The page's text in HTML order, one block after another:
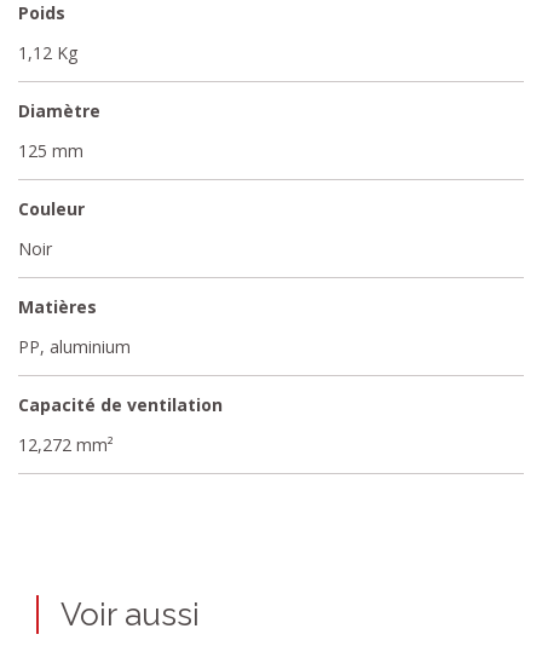
Poids
1,12 Kg
Diamètre
125 mm
Couleur
Noir
Matières
PP, aluminium
Capacité de ventilation
12,272 mm²
Voir aussi